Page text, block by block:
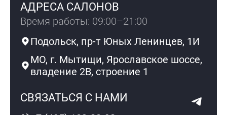
АДРЕСА САЛОНОВ
Время работы: 09:00–21:00
Подольск, пр-т Юных Ленинцев, 1И
МО, г. Мытищи, Ярославское шоссе,
владение 2В, строение 1
СВЯЗАТЬСЯ С НАМИ